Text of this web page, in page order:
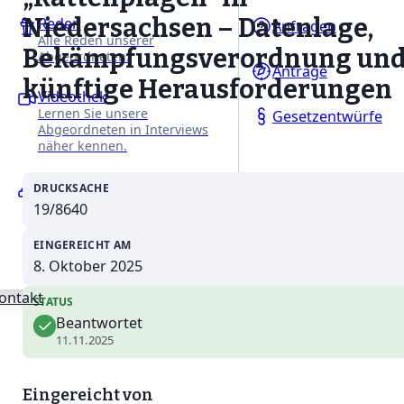
Reden
Alle Reden unserer
Abgeordneten.
Videothek
Lernen Sie unsere
Abgeordneten in Interviews
näher kennen.
Ausschüsse
Erfahren Sie mehr über
unsere Arbeit in den
Niedersächsischen Landtages.
Anfragen
Anträge
Gesetzentwürfe
Niedersachsen – Datenlage,
Bekämpfungsverordnung
künftige Herausforderungen
DRUCKSACHE
19/8640
EINGEREICHT AM
8. Oktober 2025
STATUS
Beantwortet
11.11.2025
Eingereicht von